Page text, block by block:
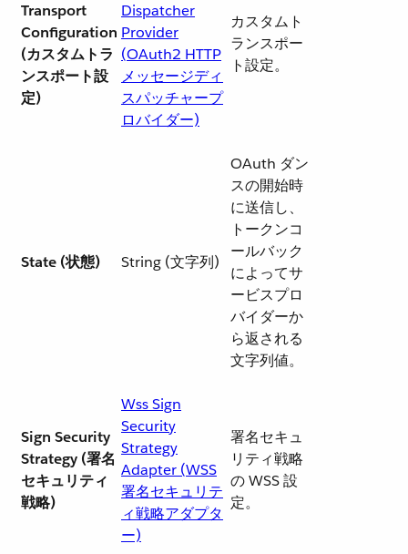
Transport
Configuration
(カスタムトラ
ンスポート設
定)
Dispatcher
Provider
(OAuth2 HTTP
メッセージディ
スパッチャープ
ロバイダー)
カスタムト
ランスポー
ト設定。
State (状態) String (文字列)
OAuth ダン
スの開始時
に送信し、
トークンコ
ールバック
によってサ
ービスプロ
バイダーか
ら返される
文字列値。
Sign Security
Strategy (署名
セキュリティ
戦略)
Wss Sign
Security
Strategy
Adapter (WSS
署名セキュリテ
ィ戦略アダプタ
ー)
署名セキュ
リティ戦略
の WSS 設
定。